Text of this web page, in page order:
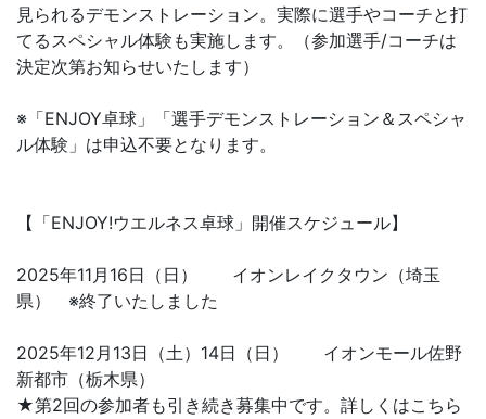
見られるデモンストレーション。実際に選手やコーチと打
てるスペシャル体験も実施します。（参加選手/コーチは
決定次第お知らせいたします）
※「ENJOY卓球」「選手デモンストレーション＆スペシャ
ル体験」は申込不要となります。
【「ENJOY!ウエルネス卓球」開催スケジュール】
2025年11月16日（日） イオンレイクタウン（埼玉
県） ※終了いたしました
2025年12月13日（土）14日（日） イオンモール佐野
新都市（栃木県）
★第2回の参加者も引き続き募集中です。詳しくはこちら